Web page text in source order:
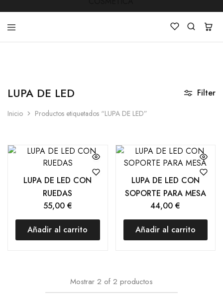
de
Manicura
,
y
Estética
LUPA DE LED
Inicio Productos etiquetados “LUPA DE LED”
Filter
LUPA DE LED CON
RUEDAS
55,00 €
Añadir al carrito
LUPA DE LED CON
SOPORTE PARA MESA
44,00€
Añadir al carrito
Mostrar 2 of 2 productos